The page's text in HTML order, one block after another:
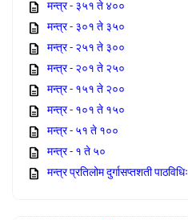
मन्त्र - ३५१ ते ४००
मन्त्र - ३०१ ते ३५०
मन्त्र - २५१ ते ३००
मन्त्र - २०१ ते २५०
मन्त्र - १५१ ते २००
मन्त्र - १०१ ते १५०
मन्त्र - ५१ ते १००
मन्त्र - १ ते ५०
मन्त्र प्रतिलोम दुर्गासप्तशती पाठविधिः